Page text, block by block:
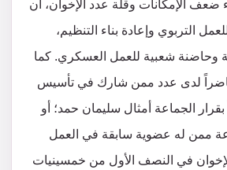
ضعف الإمكانات وقلة عدد الإخوان، أن
التربوي وإعادة بناء التنظيم،
وحاضنة شعبية للعمل العسكري. كما
لدى عدد ممن شارك في تأسيس
بقرار الجماعة أمثال سليمان حمد؛ أو
ممن له عضوية سابقة في العمل
في النصف الأول من خمسينيات